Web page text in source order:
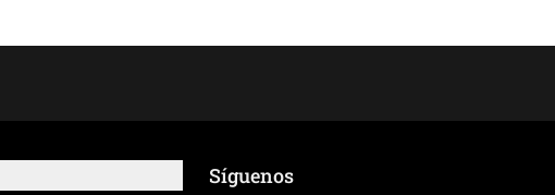
Síguenos